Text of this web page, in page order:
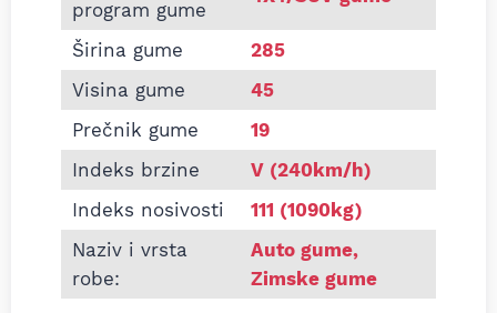
program gume
Širina gume
285
Visina gume
45
Prečnik gume
19
Indeks brzine
V (240km/h)
Indeks nosivosti
111 (1090kg)
Naziv i vrsta
robe:
Auto gume,
Zimske gume